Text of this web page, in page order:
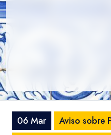
06 Mar
Aviso sobre